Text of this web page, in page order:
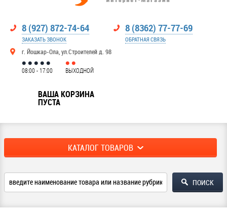
8 (927) 872-74-64
ЗАКАЗАТЬ ЗВОНОК
г. Йошкар-Ола, ул.Строителей д. 98
8 (8362) 77-77-69
ОБРАТНАЯ СВЯЗЬ
08:00 - 17:00 ВЫХОДНОЙ
ВАША КОРЗИНА
ПУСТА
КАТАЛОГ ТОВАРОВ